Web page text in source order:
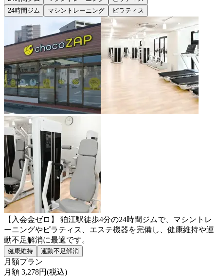
24時間ジム
マシントレーニング ピラティス
【入会金ゼロ】 狛江駅徒歩4分の24時間ジムで、マシントレ
ーニングやピラティス、エステ機器を完備し、健康維持や運
動不足解消に最適です。
健康維持 運動不足解消
月額プラン
月額 3,278円(税込)